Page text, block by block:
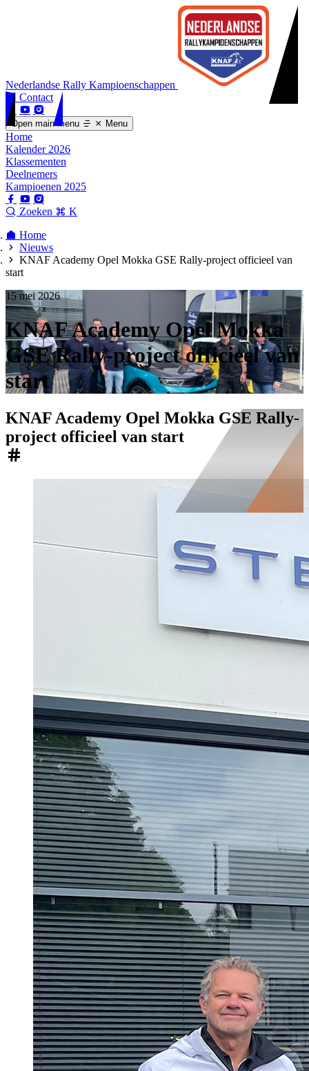
Nederlandse Rally Kampioenschappen
Contact
Open main menu Menu
Home
Kalender 2026
Klassementen
Deelnemers
Kampioenen 2025
Zoeken
K
Home
Nieuws
KNAF Academy Opel Mokka GSE Rally-project officieel van
start
15 mei 2026
KNAF Academy Opel Mokka
GSE Rally-project officieel van
start
KNAF Academy Opel Mokka GSE Rally-
project officieel van start